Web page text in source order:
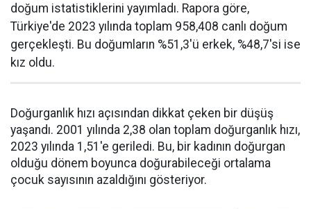
doğum istatistiklerini yayımladı. Rapora göre,
Türkiye'de 2023 yılında toplam 958,408 canlı doğum
gerçekleşti. Bu doğumların %51,3'ü erkek, %48,7'si ise
kız oldu.
Doğurganlık hızı açısından dikkat çeken bir düşüş
yaşandı. 2001 yılında 2,38 olan toplam doğurganlık hızı,
2023 yılında 1,51'e geriledi. Bu, bir kadının doğurgan
olduğu dönem boyunca doğurabileceği ortalama
çocuk sayısının azaldığını gösteriyor.